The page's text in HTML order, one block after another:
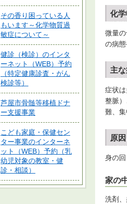
その香り困っている人
もいます～化学物質過
敏症について～
健診（検診）のインタ
ーネット（WEB）予約
（特定健康診査・がん
検診等）
芦屋市骨髄等移植ドナ
ー支援事業
こども家庭・保健セン
ター事業のインターネ
ット（WEB）予約（乳
幼児対象の教室・健
診・相談）
化
微量
の病
主
症状
整脈
難、
原
身の
家の
洗剤